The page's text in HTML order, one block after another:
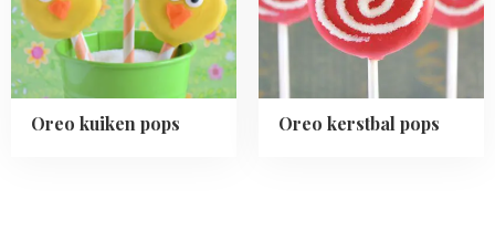
Oreo kuiken pops Oreo kerstbal pops